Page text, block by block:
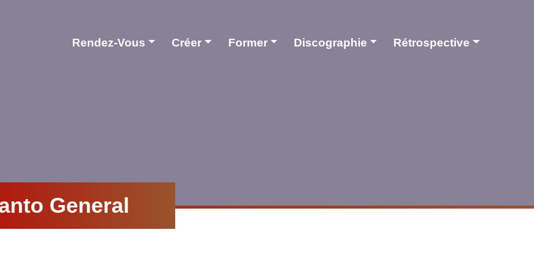
Rendez-Vous Créer Former Discographie Rétrospective
General